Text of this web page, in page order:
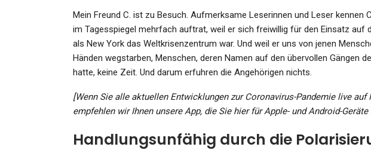
Mein Freund C. ist zu Besuch. Aufmerksame Leserinnen und Leser kennen
im Tagesspiegel mehrfach auftrat, weil er sich freiwillig für den Einsatz auf
als New York das Weltkrisenzentrum war. Und weil er uns von jenen
Händen wegstarben, Menschen, deren Namen auf den übervollen Gängen
hatte, keine Zeit. Und darum erfuhren die Angehörigen nichts.
[Wenn Sie alle aktuellen Entwicklungen zur Coronavirus-Pandemie live auf
empfehlen wir Ihnen unsere App, die Sie hier für Apple- und Android-Geräte
Handlungsunfähig durch die
Bitterkalte Nächte Im März
Admin Mar 17, 2025